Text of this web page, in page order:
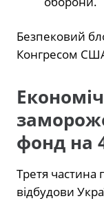
Безпековий
Конгресом
фонд на
Третя частина
відбудови